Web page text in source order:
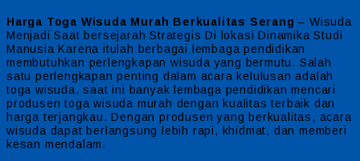
Harga Toga Wisuda Murah Berkualitas Serang – Wisuda
Menjadi Saat bersejarah Strategis Di lokasi Dinamika Studi
Manusia Karena itulah berbagai lembaga pendidikan
membutuhkan perlengkapan wisuda yang bermutu. Salah
satu perlengkapan penting dalam acara kelulusan adalah
toga wisuda, saat ini banyak lembaga pendidikan mencari
produsen toga wisuda murah dengan kualitas terbaik dan
harga terjangkau. Dengan produsen yang berkualitas, acara
wisuda dapat berlangsung lebih rapi, khidmat, dan memberi
kesan mendalam.